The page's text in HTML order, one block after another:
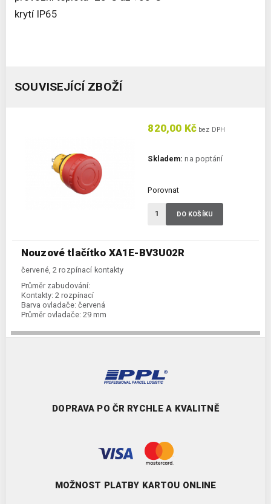
krytí IP65
SOUVISEJÍCÍ ZBOŽÍ
Nouzové tlačítko XA1E-BV3U02R
červené, 2 rozpínací kontakty
Průměr zabudování:
Kontakty: 2 rozpínací
Barva ovladače: červená
Průměr ovladače: 29 mm
820,00 Kč bez DPH
Skladem: na poptání
Porovnat
DO KOŠÍKU
DOPRAVA PO ČR RYCHLE A KVALITNĚ
MOŽNOST PLATBY KARTOU ONLINE